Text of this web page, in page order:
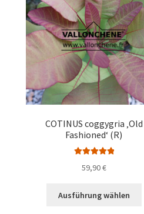
COTINUS coggygria ‚Old
Fashioned‘ (R)
5.00von 5
59,90€
Ausführung wählen